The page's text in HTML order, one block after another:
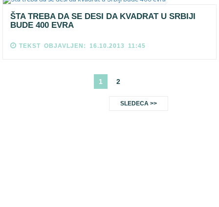
ŠTA TREBA DA SE DESI DA KVADRAT U SRBIJI
BUDE 400 EVRA
TEKST OBJAVLJEN: 16.10.2013 11:45
1 2
SLEDECA >>